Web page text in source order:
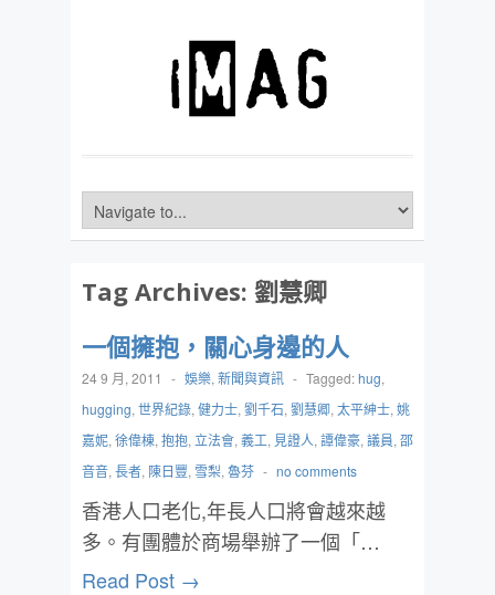
Tag Archives: 劉慧卿
一個擁抱，關心身邊的人
24 9 月, 2011 - 娛樂, 新聞與資訊 - Tagged:hug,
hugging, 世界紀錄, 健力士, 劉千石, 劉慧卿, 太平紳士, 姚
嘉妮, 徐偉棟, 抱抱, 立法會, 義工, 見證人, 譚偉豪, 議員, 邵
音音, 長者, 陳日豐, 雪梨, 魯芬 - no comments
香港人口老化,年長人口將會越來越
多。有團體於商場舉辦了一個「…
Read Post →